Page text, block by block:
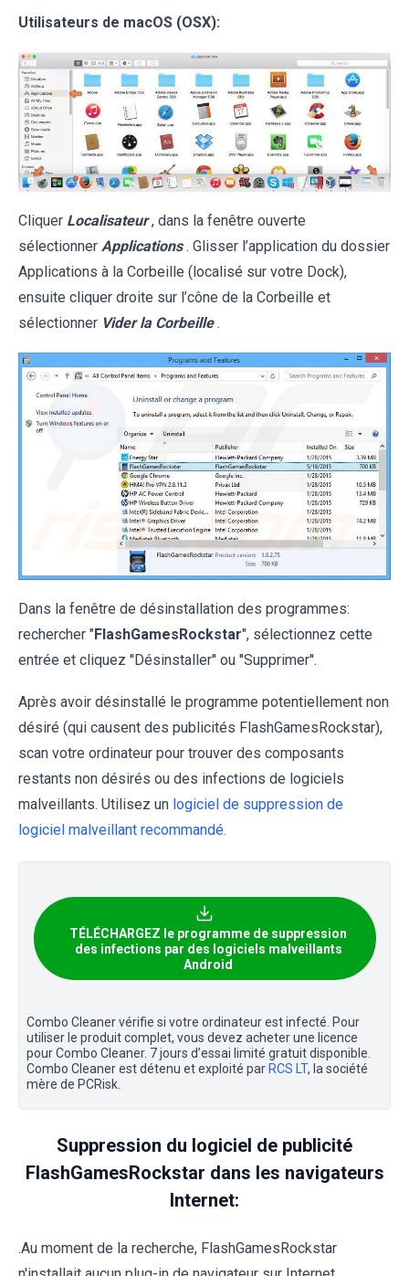
Utilisateurs de macOS (OSX):
Cliquer Localisateur , dans la fenêtre ouverte
sélectionner Applications . Glisser l’application du dossier
Applications à la Corbeille (localisé sur votre Dock),
ensuite cliquer droite sur l’cône de la Corbeille et
sélectionner Vider la Corbeille .
Dans la fenêtre de désinstallation des programmes:
rechercher "FlashGamesRockstar", sélectionnez cette
entrée et cliquez ''Désinstaller'' ou ''Supprimer''.
Après avoir désinstallé le programme potentiellement non
désiré (qui causent des publicités FlashGamesRockstar),
scan votre ordinateur pour trouver des composants
restants non désirés ou des infections de logiciels
malveillants. Utilisez un logiciel de suppression de
logiciel malveillant recommandé.
TÉLÉCHARGEZ le programme de suppression
des infections par des logiciels malveillants
Android
Combo Cleaner vérifie si votre ordinateur est infecté. Pour
utiliser le produit complet, vous devez acheter une licence
pour Combo Cleaner. 7 jours d’essai limité gratuit disponible.
Combo Cleaner est détenu et exploité par RCS LT, la société
mère de PCRisk.
Suppression du logiciel de publicité
FlashGamesRockstar dans les navigateurs
Internet:
.Au moment de la recherche, FlashGamesRockstar